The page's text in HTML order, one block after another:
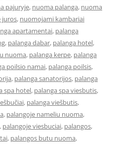
pajuryje, nuoma palanga, nuoma
juros, nuomojami kambariai
apartamentai, palanga
, palanga dabar, palanga hotel,
nuoma, palanga kerpe, palanga
poilsio namai, palanga poilsis,
, palanga sanatorijos, palanga
spa hotel, palanga spa viesbutis,
, palanga viešbutis,
, palangoje nameliu nuoma,
, palangoje viesbuciai, palangos,
, palangos butu nuoma,